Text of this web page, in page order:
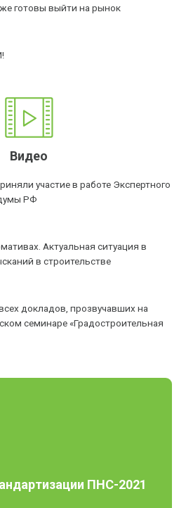
готовы выйти на рынок
Видео
участие в работе Экспертного
РФ
Актуальная ситуация в
в строительстве
докладов, прозвучавших на
семинаре «Градостроительная
ПНС-2021